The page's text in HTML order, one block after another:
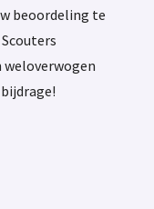
beoordeling te